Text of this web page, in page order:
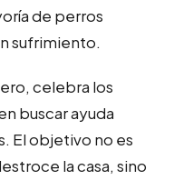
de perros
sufrimiento.
celebra los
buscar ayuda
El objetivo no es
la casa, sino